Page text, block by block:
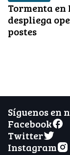
Tormenta en
despliega
postes
Síguenos en
Facebook
Twitter
Instagram